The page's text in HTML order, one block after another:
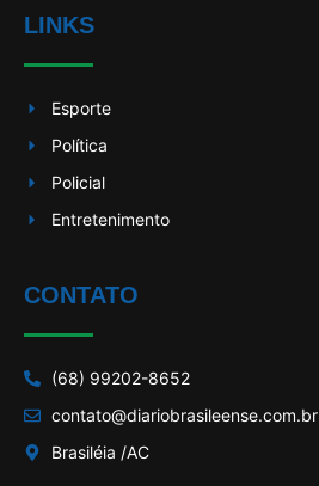
LINKS
Esporte
Política
Policial
Entretenimento
CONTATO
(68) 99202-8652
contato@diariobrasileense.com.br
Brasiléia /AC